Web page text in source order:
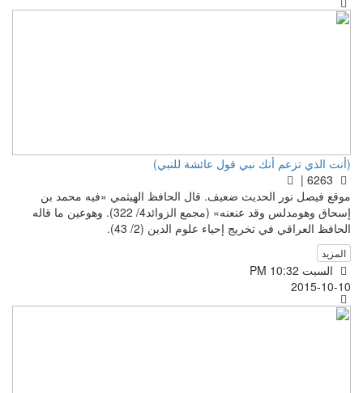
(أنت الذي تزعم أنك نبي قول عائشة للنبي)
موقع فيصل نور الحديث ضعيف. قال الحافظ الهيثمي «فيه محمد بن
إسحاق وهومدلس وقد عنعنه» (مجمع الزوائد4/ 322). وهوعين ما قاله
الحافظ العراقي في تخريج إحياء علوم الدين (2/ 43).
المزيد
السبت PM 10:32
2015-10-10